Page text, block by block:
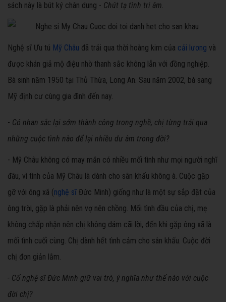
sách này là bút ký chân dung - Chút tạ tình tri âm.
Nghệ sĩ Ưu tú Mỹ Châu đã trải qua thời hoàng kim của cải lương và
được khán giả mộ điệu nhờ thanh sắc không lẫn với đồng nghiệp.
Bà sinh năm 1950 tại Thủ Thừa, Long An. Sau năm 2002, bà sang
Mỹ định cư cùng gia đình đến nay.
- Có nhan sắc lại sớm thành công trong nghề, chị từng trải qua
những cuộc tình nào để lại nhiều dư âm trong đời?
- Mỹ Châu không có may mắn có nhiều mối tình như mọi người nghĩ
đâu, vì tình của Mỹ Châu là dành cho sân khấu không à. Cuộc gặp
gỡ với ông xã (nghệ sĩ Đức Minh) giống như là một sự sắp đặt của
ông trời, gặp là phải nên vợ nên chồng. Mối tình đầu của chị, mẹ
không chấp nhận nên chị không dám cãi lời, đến khi gặp ông xã là
mối tình cuối cùng. Chị dành hết tình cảm cho sân khấu. Cuộc đời
chị đơn giản lắm.
- Cố nghệ sĩ Đức Minh giữ vai trò, ý nghĩa như thế nào với cuộc
đời chị?